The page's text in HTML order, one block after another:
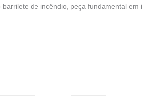
de incêndio, peça fundamental em